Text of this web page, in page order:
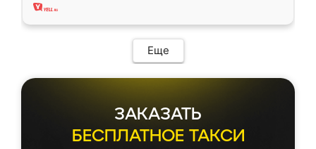
Еще
ЗАКАЗАТЬ
БЕСПЛАТНОЕ ТАКСИ